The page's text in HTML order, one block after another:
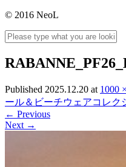
© 2016 NeoL
Published 2025.12.20 at 1000
ール＆ビーチウェアコレク
← Previous
Next →